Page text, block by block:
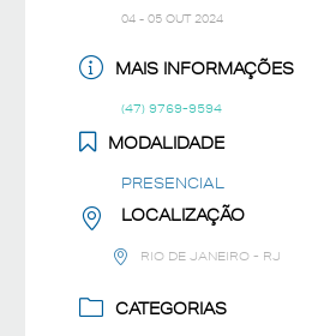
04 - 05 OUT 2024
MAIS INFORMAÇÕES
(47) 9769-9594
MODALIDADE
PRESENCIAL
LOCALIZAÇÃO
RIO DE JANEIRO - RJ
CATEGORIAS